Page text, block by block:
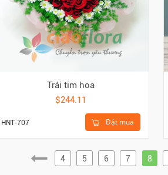
Trái tim hoa
$244.11
Đặt mua
HNT-707
4 5 6 7 8